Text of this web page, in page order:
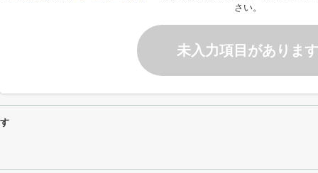
さい。
未入力項目があります